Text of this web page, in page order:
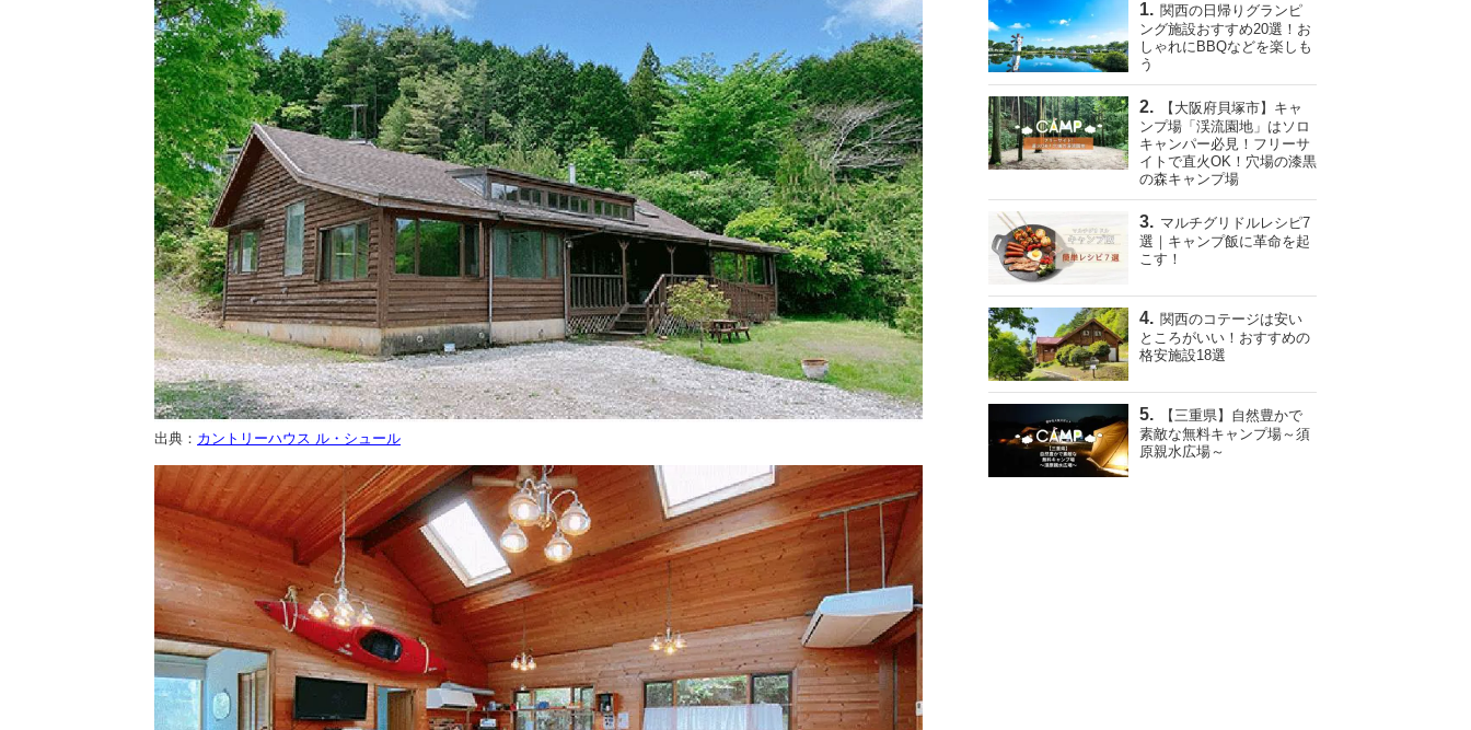
出典： カントリーハウス ル・シュール
関西の日帰りグランピ
ング施設おすすめ20選！お
しゃれにBBQなどを楽しも
う
【大阪府貝塚市】キャ
ンプ場「渓流園地」はソロ
キャンパー必見！フリーサ
イトで直火OK！穴場の漆黒
の森キャンプ場
マルチグリドルレシピ7
選｜キャンプ飯に革命を起
こす！
関西のコテージは安い
ところがいい！おすすめの
格安施設18選
【三重県】自然豊かで
素敵な無料キャンプ場～須
原親水広場～